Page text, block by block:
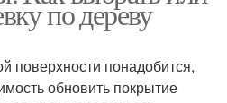
по дереву
поверхности понадобится,
обновить покрытие